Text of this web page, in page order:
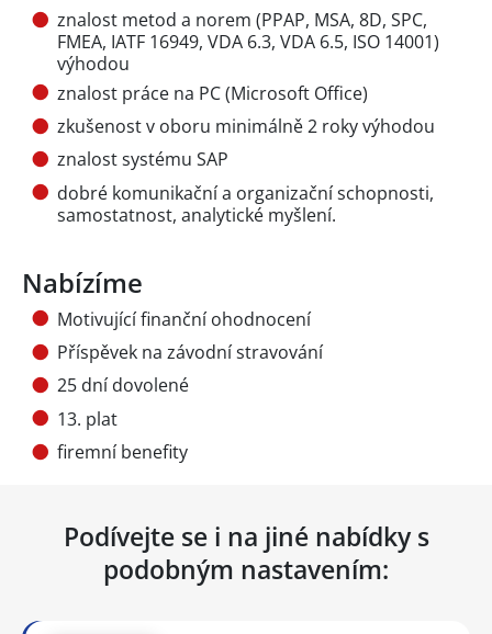
znalost metod a norem (PPAP, MSA, 8D, SPC,
FMEA, IATF 16949, VDA 6.3, VDA 6.5, ISO 14001)
výhodou
znalost práce na PC (Microsoft Office)
zkušenost v oboru minimálně 2 roky výhodou
znalost systému SAP
dobré komunikační a organizační schopnosti,
samostatnost, analytické myšlení.
Nabízíme
Motivující finanční ohodnocení
Příspěvek na závodní stravování
25 dní dovolené
13. plat
firemní benefity
Podívejte se i na jiné nabídky s
podobným nastavením: